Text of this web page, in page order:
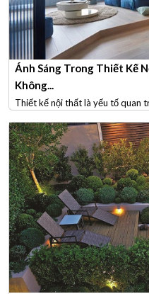
Ánh Sáng Trong Thiết Kế
Không...
Thiết kế nội thất là yếu tố quan